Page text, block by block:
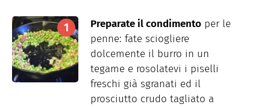
Preparate il condimento per le
penne: fate sciogliere
dolcemente il burro in un
tegame e rosolatevi i piselli
freschi già sgranati ed il
prosciutto crudo tagliato a